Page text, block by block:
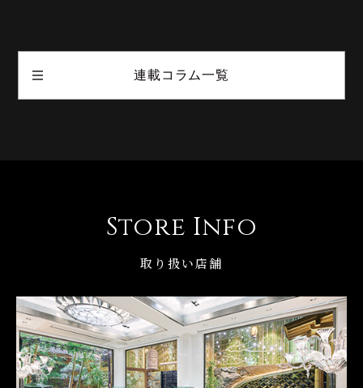
連載コラム一覧
Store Info
取り扱い店舗